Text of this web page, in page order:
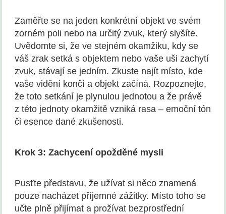
Zaměřte se na jeden konkrétní objekt ve svém
zorném poli nebo na určitý zvuk, který slyšíte.
Uvědomte si, že ve stejném okamžiku, kdy se
váš zrak setká s objektem nebo vaše uši zachytí
zvuk, stávají se jedním. Zkuste najít místo, kde
vaše vidění končí a objekt začíná. Rozpoznejte,
že toto setkání je plynulou jednotou a že právě
z této jednoty okamžitě vzniká rasa – emoční tón
či esence dané zkušenosti.
Krok 3: Zachycení opožděné mysli
Pusťte představu, že užívat si něco znamená
pouze nacházet příjemné zážitky. Místo toho se
učte plně přijímat a prožívat bezprostřední